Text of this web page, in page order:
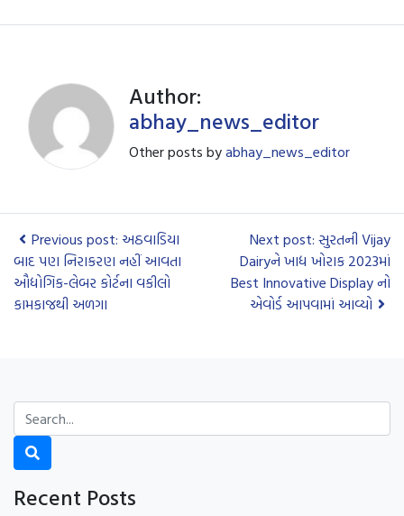
Author:
abhay_news_editor
Other posts byabhay_news_editor
Previous post: અઠવાડિયા
બાદ પણ નિરાકરણ નહીં આવતા
ઔદ્યોગિક-લેબર કોર્ટના વકીલો
કામકાજથી અળગા
Next post: સુરતની Vijay
Dairyને ખાદ્ય ખોરાક 2023માં
Best Innovative Display નો
એવોર્ડ આપવામાં આવ્યો
Recent Posts